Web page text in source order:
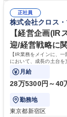
提案、プロジェクト化 ■メンバ
マネージャー/事業シ
正社員
株式会社クロス
【経営企画(IR
迎/経営戦略に
【IR業務をメインに、
において、成長の土台を
期経営計画施策の一つで
月給
28万5300円～40
勤務地
東京都新宿区